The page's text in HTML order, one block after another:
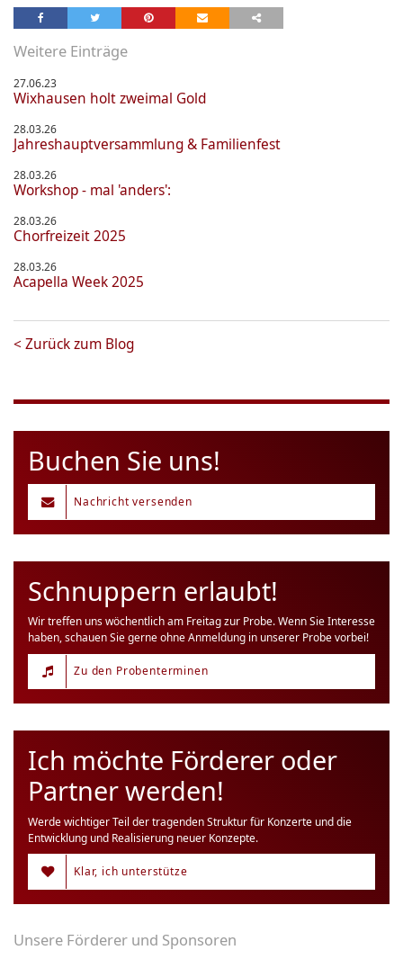
Weitere Einträge
27.06.23
Wixhausen holt zweimal Gold
28.03.26
Jahreshauptversammlung & Familienfest
28.03.26
Workshop - mal 'anders':
28.03.26
Chorfreizeit 2025
28.03.26
Acapella Week 2025
< Zurück zum Blog
Buchen Sie uns!
Nachricht versenden
Schnuppern erlaubt!
Wir treffen uns wöchentlich am Freitag zur Probe. Wenn Sie Interesse
haben, schauen Sie gerne ohne Anmeldung in unserer Probe vorbei!
Zu den Probenterminen
Ich möchte Förderer oder
Partner werden!
Werde wichtiger Teil der tragenden Struktur für Konzerte und die
Entwicklung und Realisierung neuer Konzepte.
Klar, ich unterstütze
Unsere Förderer und Sponsoren